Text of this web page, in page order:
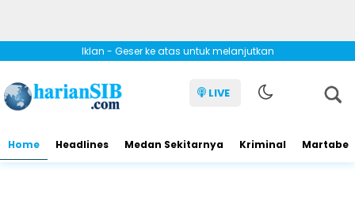
Iklan - Geser ke atas untuk melanjutkan
LIVE
Home Headlines Medan Sekitarnya Kriminal Martabe